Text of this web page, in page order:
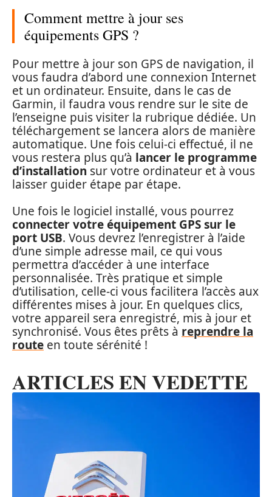
Comment mettre à jour ses
équipements GPS ?
Pour mettre à jour son GPS de navigation, il
vous faudra d’abord une connexion Internet
et un ordinateur. Ensuite, dans le cas de
Garmin, il faudra vous rendre sur le site de
l’enseigne puis visiter la rubrique dédiée. Un
téléchargement se lancera alors de manière
automatique. Une fois celui-ci effectué, il ne
vous restera plus qu’à lancer le programme
d’installation sur votre ordinateur et à vous
laisser guider étape par étape.
Une fois le logiciel installé, vous pourrez
connecter votre équipement GPS sur le
port USB. Vous devrez l’enregistrer à l’aide
d’une simple adresse mail, ce qui vous
permettra d’accéder à une interface
personnalisée. Très pratique et simple
d’utilisation, celle-ci vous facilitera l’accès aux
différentes mises à jour. En quelques clics,
votre appareil sera enregistré, mis à jour et
synchronisé. Vous êtes prêts à reprendre la
route en toute sérénité !
ARTICLES EN VEDETTE